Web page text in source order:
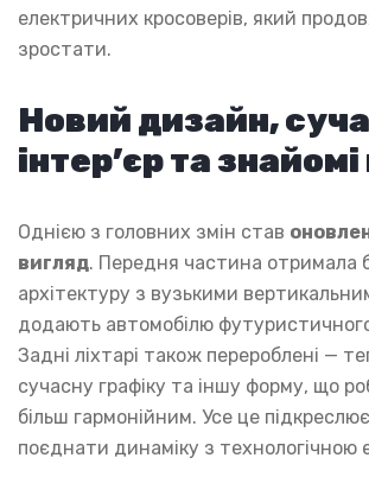
електричних кросоверів, який
зростати.
Новий дизайн,
інтер’єр та
Однією з головних змін став
вигляд. Передня частина отримала
архітектуру з вузькими
додають автомобілю
Задні ліхтарі також перероблені —
сучасну графіку та іншу форму, що
більш гармонійним. Усе це
поєднати динаміку з технологічною